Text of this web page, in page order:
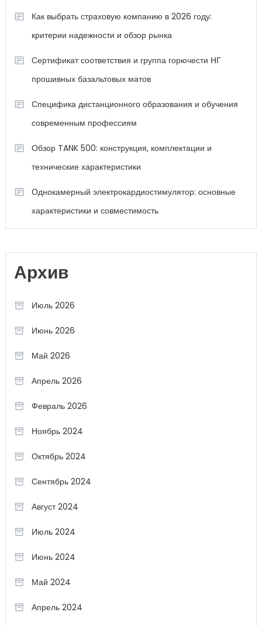
Как выбрать страховую компанию в 2026 году:
критерии надежности и обзор рынка
Сертификат соответствия и группа горючести НГ
прошивных базальтовых матов
Специфика дистанционного образования и обучения
современным профессиям
Обзор TANK 500: конструкция, комплектации и
технические характеристики
Однокамерный электрокардиостимулятор: основные
характеристики и совместимость
Архив
Июль 2026
Июнь 2026
Май 2026
Апрель 2026
Февраль 2026
Ноябрь 2024
Октябрь 2024
Сентябрь 2024
Август 2024
Июль 2024
Июнь 2024
Май 2024
Апрель 2024